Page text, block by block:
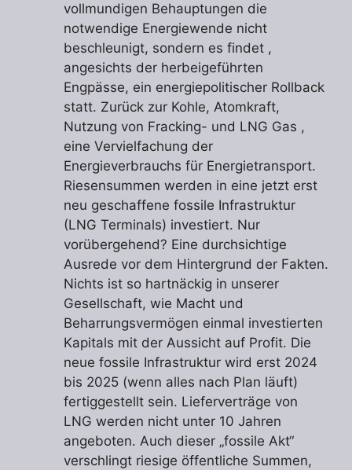
vollmundigen Behauptungen die
notwendige Energiewende nicht
beschleunigt, sondern es findet ,
angesichts der herbeigeführten
Engpässe, ein energiepolitischer Rollback
statt. Zurück zur Kohle, Atomkraft,
Nutzung von Fracking- und LNG Gas ,
eine Vervielfachung der
Energieverbrauchs für Energietransport.
Riesensummen werden in eine jetzt erst
neu geschaffene fossile Infrastruktur
(LNG Terminals) investiert. Nur
vorübergehend? Eine durchsichtige
Ausrede vor dem Hintergrund der Fakten.
Nichts ist so hartnäckig in unserer
Gesellschaft, wie Macht und
Beharrungsvermögen einmal investierten
Kapitals mit der Aussicht auf Profit. Die
neue fossile Infrastruktur wird erst 2024
bis 2025 (wenn alles nach Plan läuft)
fertiggestellt sein. Lieferverträge von
LNG werden nicht unter 10 Jahren
angeboten. Auch dieser „fossile Akt“
verschlingt riesige öffentliche Summen,